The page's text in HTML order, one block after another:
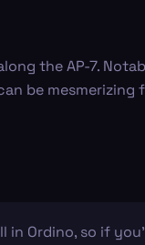
the AP-7.
be
Ordino, so if